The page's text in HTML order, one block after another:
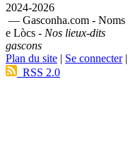
2024-2026
— Gasconha.com - Noms
e Lòcs - Nos lieux-dits
gascons
Plan du site | Se connecter|
RSS 2.0